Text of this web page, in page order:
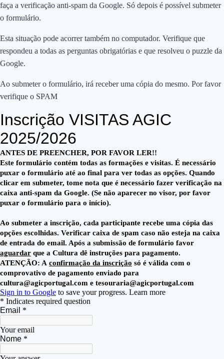
faça a verificação anti-spam da Google. Só depois é possível submeter
o formulário.
Esta situação pode acorrer também no computador. Verifique que
respondeu a todas as perguntas obrigatórias e que resolveu o puzzle da
Google.
Ao submeter o formulário, irá receber uma cópia do mesmo. Por favor
verifique o SPAM